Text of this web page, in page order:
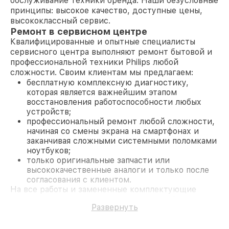
принципы: высокое качество, доступные цены,
высококлассный сервис.
Ремонт в сервисном центре
Квалифицированные и опытные специалисты
сервисного центра выполняют ремонт бытовой и
профессиональной техники Philips любой
сложности. Своим клиентам мы предлагаем:
бесплатную комплексную диагностику,
которая является важнейшим этапом
восстановления работоспособности любых
устройств;
профессиональный ремонт любой сложности,
начиная со смены экрана на смартфонах и
заканчивая сложными системными поломками
ноутбуков;
только оригинальные запчасти или
высококачественные аналоги и только после
согласования с клиентом.
На все работы и замененные комплектующие
поломки по условиям гарантии, мы бесплатно
Развернуть